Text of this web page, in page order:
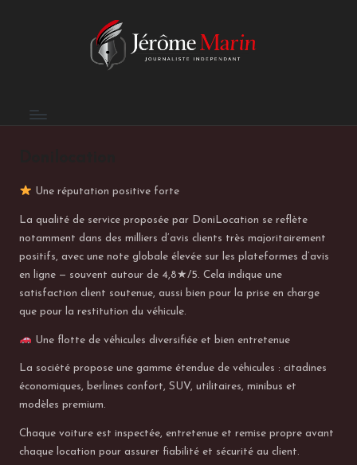
r
e
n
d
r
e
e
n
S
u
Une réputation positive forte
La qualité de service proposée par DoniLocation se reflète
notamment dans des milliers d’avis clients très majoritairement
positifs, avec une note globale élevée sur les plateformes d’avis
en ligne — souvent autour de 4,8★/5. Cela indique une
satisfaction client soutenue, aussi bien pour la prise en charge
que pour la restitution du véhicule.
Une flotte de véhicules diversifiée et bien entretenue
La société propose une gamme étendue de véhicules : citadines
économiques, berlines confort, SUV, utilitaires, minibus et
modèles premium.
Chaque voiture est inspectée, entretenue et remise propre avant
chaque location pour assurer fiabilité et sécurité au client.